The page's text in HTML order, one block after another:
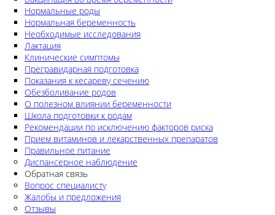
Нормальные роды
Нормальная беременность
Необходимые исследования
Лактация
Клинические симптомы
Прегравидарная подготовка
Показания к кесареву сечению
Обезболивание родов
О полезном влиянии беременности
Школа подготовки к родам
Рекомендации по исключению факторов риска
Прием витаминов и лекарственных препаратов
Правильное питание
Диспансерное наблюдение
Обратная связь
Вопрос специалисту
Жалобы и предложения
Отзывы